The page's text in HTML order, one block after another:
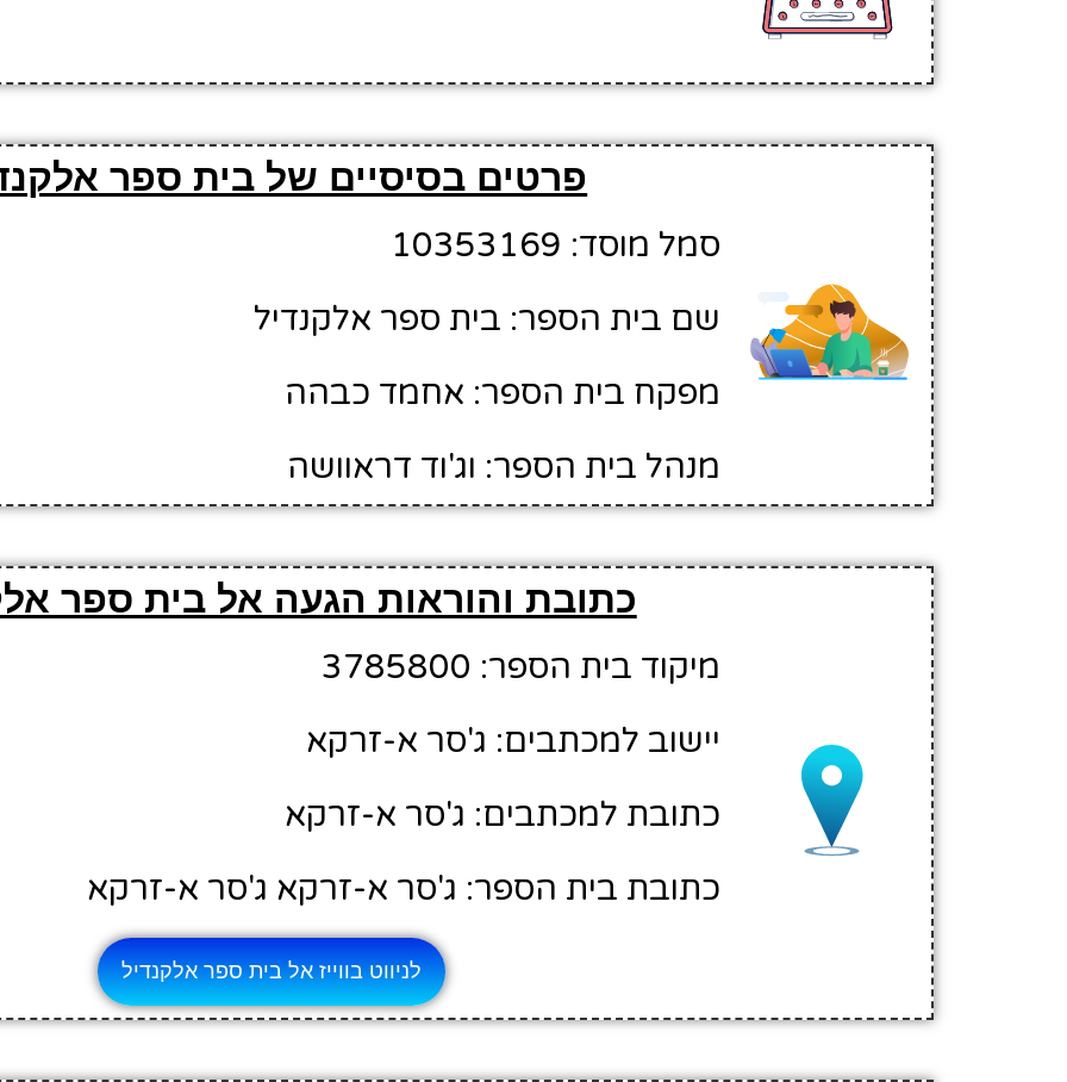
פרטים בסיסיים של בית ספר
סמל מוסד: 10353169
שם בית הספר: בית ספר אלקנדיל
מפקח בית הספר: אחמד כבהה
מנהל בית הספר: וג'וד דראוושה
כתובת והוראות הגעה אל בית ספר
מיקוד בית הספר: 3785800
יישוב למכתבים: ג'סר א-זרקא
כתובת למכתבים: ג'סר א-זרקא
כתובת בית הספר: ג'סר א-זרקא ג'סר א-זרקא
לניווט בווייז אל בית ספר אלקנדיל